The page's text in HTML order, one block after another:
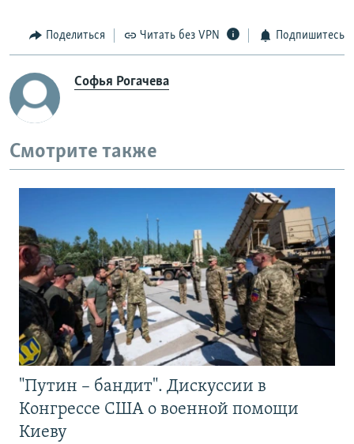
Поделиться Читать без VPN Подпишитесь
Софья Рогачева
Смотрите также
"Путин – бандит". Дискуссии в
Конгрессе США о военной помощи
Киеву